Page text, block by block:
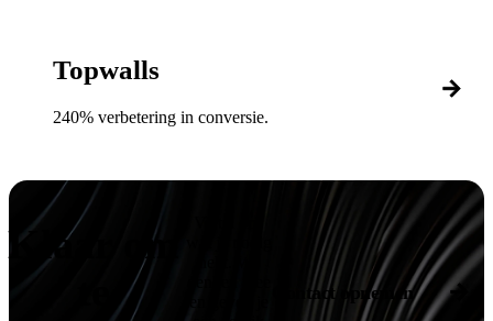
Topwalls
240% verbetering in conversie.
Klaar om
Contact opnemen